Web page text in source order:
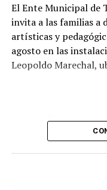
obra.
El Ente Municipal de
invita a las familias a
artísticas y
agosto en las
Leopoldo Marechal,
Culturales”, a cargo
visitar del 3 al 14 de